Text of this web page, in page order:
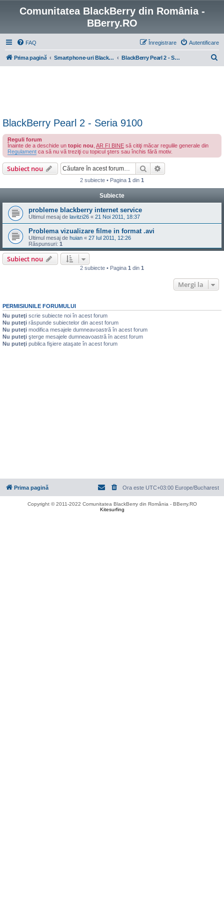
Comunitatea BlackBerry din România -
BBerry.RO
FAQ Autentificare
Înregistrare
Prima pagină Smartphone-uri BlackBerry cu OS 4-7 BlackBerry Pearl 2 - Seria 9100
BlackBerry Pearl 2 - Seria 9100
Reguli forum
Înainte de a deschide un topic nou AR FI BINE să citiţi măcar regulile generale din
Regulament ca să nu vă treziţi cu topicul şters sau închis fără motiv.
Subiect nou Căutare
2 subiecte • Pagina 1 din 1
Subiecte
probleme blackberry internet service
Ultimul mesaj de lavitzi26 « 21 Noi 2011, 18:37
Problema vizualizare filme in format .avi
Ultimul mesaj de huian « 27 Iul 2011, 12:26
Răspunsuri: 1
Subiect nou
2 subiecte • Pagina 1 din 1
Mergi la
PERMISIUNILE FORUMULUI
Nu puteţi scrie subiecte noi în acest forum
Nu puteţi răspunde subiectelor din acest forum
Nu puteţi modifica mesajele dumneavoastră în acest forum
Nu puteţi şterge mesajele dumneavoastră în acest forum
Nu puteţi publica fişiere ataşate în acest forum
Prima pagină Ora este UTC+03:00 Europe/Bucharest
Copyright © 2011-2022 Comunitatea BlackBerry din România - BBerry.RO
Kitesurfing